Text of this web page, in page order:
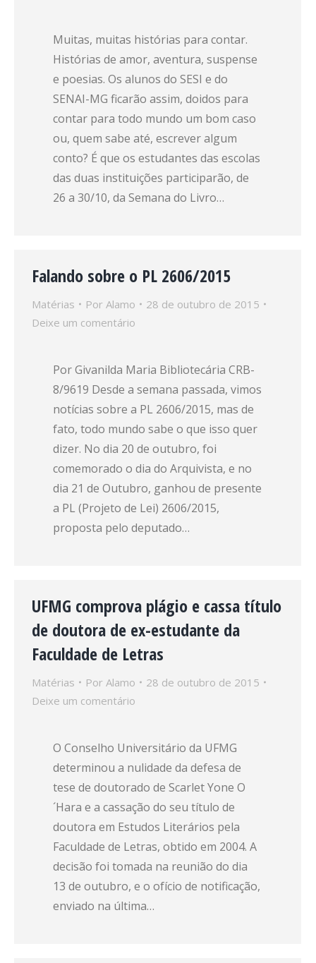
Muitas, muitas histórias para contar.
Histórias de amor, aventura, suspense
e poesias. Os alunos do SESI e do
SENAI-MG ficarão assim, doidos para
contar para todo mundo um bom caso
ou, quem sabe até, escrever algum
conto? É que os estudantes das escolas
das duas instituições participarão, de
26 a 30/10, da Semana do Livro…
Falando sobre o PL 2606/2015
Matérias Por Alamo
28 de outubro de 2015
Deixe um comentário
Por Givanilda Maria Bibliotecária CRB-
8/9619 Desde a semana passada, vimos
notícias sobre a PL 2606/2015, mas de
fato, todo mundo sabe o que isso quer
dizer. No dia 20 de outubro, foi
comemorado o dia do Arquivista, e no
dia 21 de Outubro, ganhou de presente
a PL (Projeto de Lei) 2606/2015,
proposta pelo deputado…
UFMG comprova plágio e cassa título
de doutora de ex-estudante da
Faculdade de Letras
Matérias Por Alamo
28 de outubro de 2015
Deixe um comentário
O Conselho Universitário da UFMG
determinou a nulidade da defesa de
tese de doutorado de Scarlet Yone O
´Hara e a cassação do seu título de
doutora em Estudos Literários pela
Faculdade de Letras, obtido em 2004. A
decisão foi tomada na reunião do dia
13 de outubro, e o ofício de notificação,
enviado na última…